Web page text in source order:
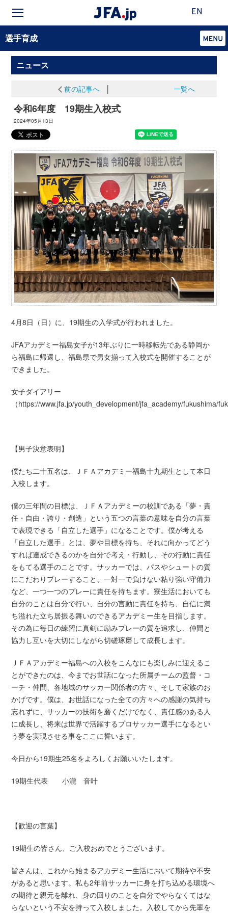
EN
選手育成
ニュース
前の記事へ│ 一覧へ
令和6年度 19期生入校式
2024年05月13日
4月8日（日）に、19期生の入学式が行われました。
JFAアカデミー福島女子が13年ぶりに一時移転先である静岡か
ら福島に帰還し、福島県で男女揃って入校式を開催することが
できました。
女子ダイアリー
（https://www.jfa.jp/youth_development/jfa_academy/fukushima/
【男子決意表明】
僕たち二十五名は、ＪＦＡアカデミー福島十九期生として本日
入校します。
僕の三年間の目標は、ＪＦＡアカデミーの校訓である「夢・責
任・自由・誇り・創造」という五つの言葉の意味を自分の言葉
で表現できる「自立した選手」になることです。僕が考える
「自立した選手」とは、夢や目標を持ち、それに向かってどう
すれば達成できるのかを自分で考え・行動し、その行動に責任
をもてる選手のことです。サッカーでは、パスやシュートの質
にこだわりプレーすること、一対一で負けない粘り強い守備力
など、一つ一つのプレーに責任を持ちます。寮生活においても
自分のことは自分で行い、自分の言動に責任を持ち、自信に満
ち溢れた立ち居振る舞いのできるアカデミー生を目指します。
その為に毎日の練習に真剣に励みプレーの質を追求し、仲間と
協力し互いを大切にしながら切磋琢磨して成長します。
ＪＦＡアカデミー福島への入校をこんなにも楽しみに迎えるこ
とができたのは、今までお世話になった所属チームの監督・コ
ーチ・仲間、各地域のサッカー関係者の方々、そして家族のお
かげです。僕は、お世話になった全ての方々への感謝の気持ち
忘れずに、サッカーの技術を磨くだけでなく、責任感のある人
に成長し、将来は世界で活躍するプロサッカー選手になるとい
う夢を実現させる事をここに誓います。
今日から19期生25名をよろしくお願いいたします。
19期生代表 小瀧 音叶
【歓迎の言葉】
19期生の皆さん、ご入校おめでとうございます。
皆さんは、これから始まるアカデミー生活において期待や不安
があると思います。私も2年前サッカーに身を打ち込める環境へ
の期待と親元を離れ、身の回りのことを自分でやらなくてはな
らないという不安を持って入校しました。入校してから先輩を